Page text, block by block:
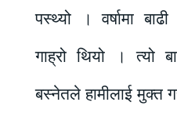
पस्थ्यो । वर्षामा
गाह्रो थियो । त्यो
बस्नेतले हामीलाई मुक्त